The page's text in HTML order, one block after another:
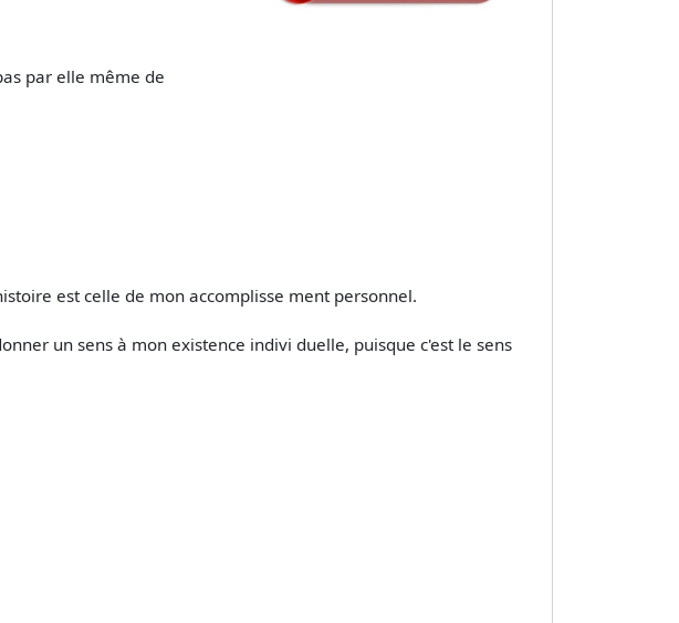
par elle­ même de
est celle de mon accomplisse­ ment personnel.
un sens à mon existence indivi­ duelle, puisque c'est le sens